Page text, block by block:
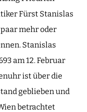
Fürst Stanislas
mehr oder
Stanislas
am 12. Februar
ist über die
geblieben und
betrachtet